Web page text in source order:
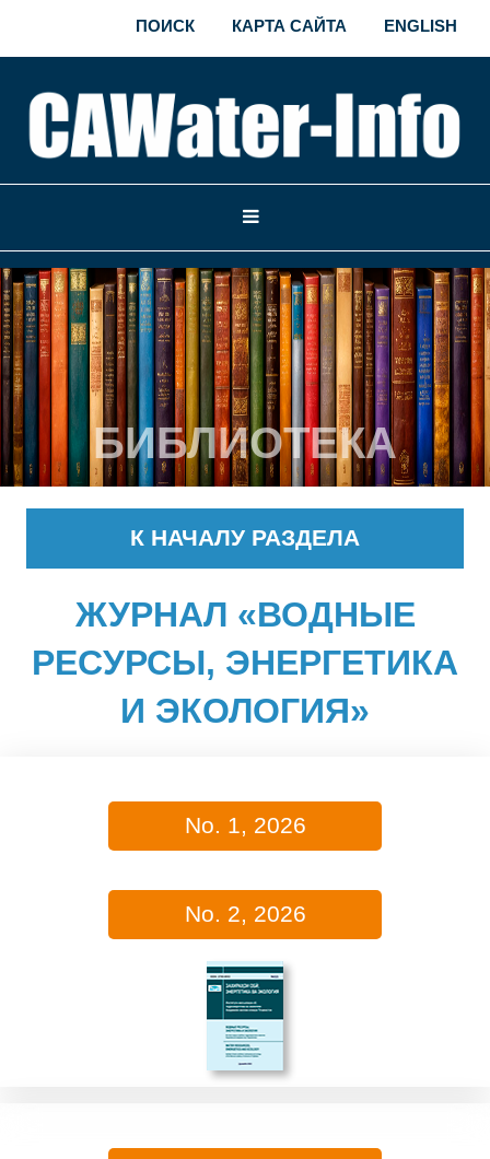
ПОИСК КАРТА САЙТА ENGLISH
БИБЛИОТЕКА
К НАЧАЛУ РАЗДЕЛА
ЖУРНАЛ «ВОДНЫЕ
РЕСУРСЫ, ЭНЕРГЕТИКА
И ЭКОЛОГИЯ»
No. 1, 2026
No. 2, 2026